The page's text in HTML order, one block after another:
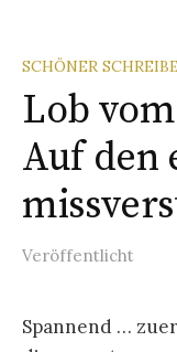
SCHÖNER
Lob
Auf den
Veröffentlicht
Spannend …